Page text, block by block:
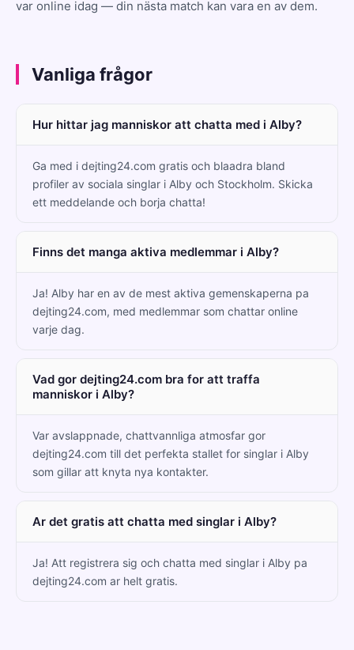
var online idag — din nästa match kan vara en av dem.
Vanliga frågor
Hur hittar jag manniskor att chatta med i Alby?
Ga med i dejting24.com gratis och blaadra bland
profiler av sociala singlar i Alby och Stockholm. Skicka
ett meddelande och borja chatta!
Finns det manga aktiva medlemmar i Alby?
Ja! Alby har en av de mest aktiva gemenskaperna pa
dejting24.com, med medlemmar som chattar online
varje dag.
Vad gor dejting24.com bra for att traffa
manniskor i Alby?
Var avslappnade, chattvannliga atmosfar gor
dejting24.com till det perfekta stallet for singlar i Alby
som gillar att knyta nya kontakter.
Ar det gratis att chatta med singlar i Alby?
Ja! Att registrera sig och chatta med singlar i Alby pa
dejting24.com ar helt gratis.